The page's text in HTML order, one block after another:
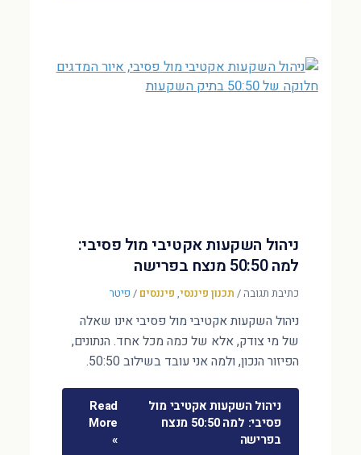
ניהול השקעות אקטיבי מול פסיבי:
למה 50:50 מנצח בפרישה
כתיבת תגובה/ תכנון פיננסי, פיננסים / פיטר
ניהול השקעות אקטיבי מול פסיבי אינו שאלה
של מי צודק, אלא של כמה מכל אחד. הנתונים,
הפיזור הנכון, ולמה אני עובד בשילוב 50:50.
ניהול השקעות אקטיבי מול
פסיבי: למה 50:50 מנצח
בפרישה
Read
More
»